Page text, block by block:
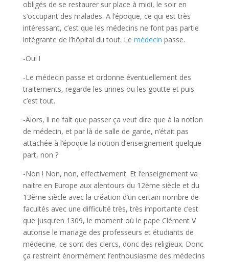
obligés de se restaurer sur place à midi, le soir en
s’occupant des malades. A l’époque, ce qui est très
intéressant, c’est que les médecins ne font pas partie
intégrante de l’hôpital du tout. Le médecin passe.
-Oui !
-Le médecin passe et ordonne éventuellement des
traitements, regarde les urines ou les goutte et puis
c’est tout.
-Alors, il ne fait que passer ça veut dire que à la notion
de médecin, et par là de salle de garde, n’était pas
attachée à l’époque la notion d’enseignement quelque
part, non ?
-Non ! Non, non, effectivement. Et l’enseignement va
naitre en Europe aux alentours du 12ème siècle et du
13ème siècle avec la création d’un certain nombre de
facultés avec une difficulté très, très importante c’est
que jusqu’en 1309, le moment où le pape Clément V
autorise le mariage des professeurs et étudiants de
médecine, ce sont des clercs, donc des religieux. Donc
ça restreint énormément l’enthousiasme des médecins